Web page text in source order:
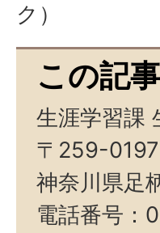
ク）
この記
生涯学習課
〒259-0197
神奈川県足
電話番号